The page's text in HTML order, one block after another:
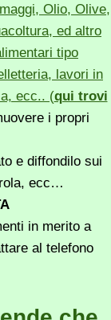
Olio, Olive,
ed altro
tipo
lavori in
ecc.. (qui trovi
i propri
e diffondilo sui
ecc…
in merito a
al telefono